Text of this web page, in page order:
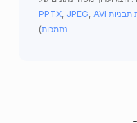
PPTX, JPEG, AVI תבניות
נתמכות)